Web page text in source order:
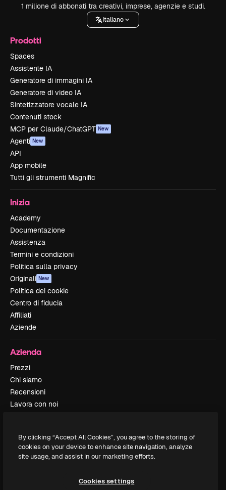
1 milione di abbonati tra creativi, imprese, agenzie e studi.
Italiano
Prodotti
Spaces
Assistente IA
Generatore di immagini IA
Generatore di video IA
Sintetizzatore vocale IA
Contenuti stock
MCP per Claude/ChatGPT New
Agenti New
API
App mobile
Tutti gli strumenti Magnific
Inizia
Academy
Documentazione
Assistenza
Termini e condizioni
Politica sulla privacy
Originali New
Politica dei cookie
Centro di fiducia
Affiliati
Aziende
Azienda
Prezzi
Chi siamo
Recensioni
Lavora con noi
Eventi
Slidesgo
By clicking “Accept All Cookies”, you agree to the storing of
cookies on your device to enhance site navigation, analyze
site usage, and assist in our marketing efforts.
Cookies settings